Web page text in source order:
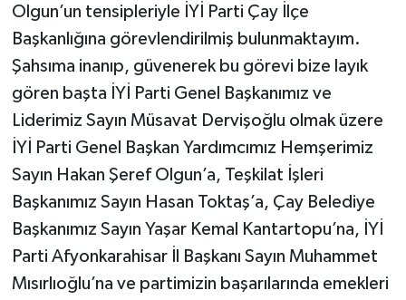
Olgun’un tensipleriyle İYİ Parti Çay İlçe
Başkanlığına görevlendirilmiş bulunmaktayım.
Şahsıma inanıp, güvenerek bu görevi bize layık
gören başta İYİ Parti Genel Başkanımız ve
Liderimiz Sayın Müsavat Dervişoğlu olmak üzere
İYİ Parti Genel Başkan Yardımcımız Hemşerimiz
Sayın Hakan Şeref Olgun’a, Teşkilat İşleri
Başkanımız Sayın Hasan Toktaş’a, Çay Belediye
Başkanımız Sayın Yaşar Kemal Kantartopu’na, İYİ
Parti Afyonkarahisar İl Başkanı Sayın Muhammet
Mısırlıoğlu’na ve partimizin başarılarında emekleri